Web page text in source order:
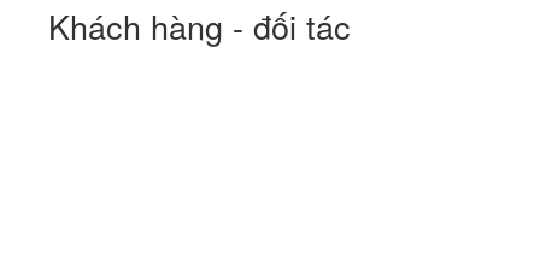
Khách hàng - đối tác